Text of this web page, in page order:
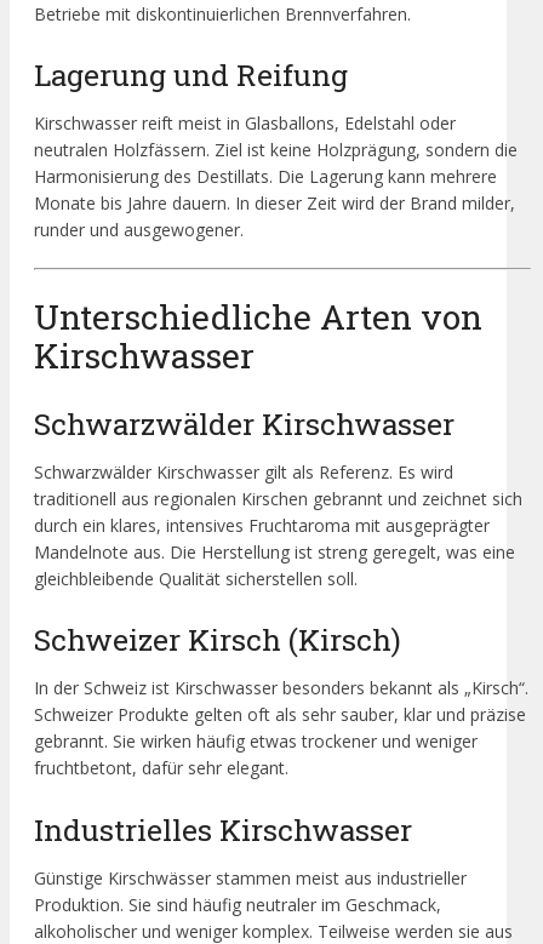
Betriebe mit diskontinuierlichen Brennverfahren.
Lagerung und Reifung
Kirschwasser reift meist in Glasballons, Edelstahl oder
neutralen Holzfässern. Ziel ist keine Holzprägung, sondern die
Harmonisierung des Destillats. Die Lagerung kann mehrere
Monate bis Jahre dauern. In dieser Zeit wird der Brand milder,
runder und ausgewogener.
Unterschiedliche Arten von
Kirschwasser
Schwarzwälder Kirschwasser
Schwarzwälder Kirschwasser gilt als Referenz. Es wird
traditionell aus regionalen Kirschen gebrannt und zeichnet sich
durch ein klares, intensives Fruchtaroma mit ausgeprägter
Mandelnote aus. Die Herstellung ist streng geregelt, was eine
gleichbleibende Qualität sicherstellen soll.
Schweizer Kirsch (Kirsch)
In der Schweiz ist Kirschwasser besonders bekannt als „Kirsch“.
Schweizer Produkte gelten oft als sehr sauber, klar und präzise
gebrannt. Sie wirken häufig etwas trockener und weniger
fruchtbetont, dafür sehr elegant.
Industrielles Kirschwasser
Günstige Kirschwässer stammen meist aus industrieller
Produktion. Sie sind häufig neutraler im Geschmack,
alkoholischer und weniger komplex. Teilweise werden sie aus